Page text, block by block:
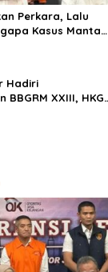
Perkara, Lalu
Kasus Mantan
Hadiri
BBGRM XXIII, HKG